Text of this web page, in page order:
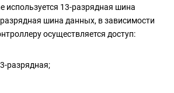
используется 13-разрядная шина
шина данных, в зависимости
осуществляется доступ:
разрядная;